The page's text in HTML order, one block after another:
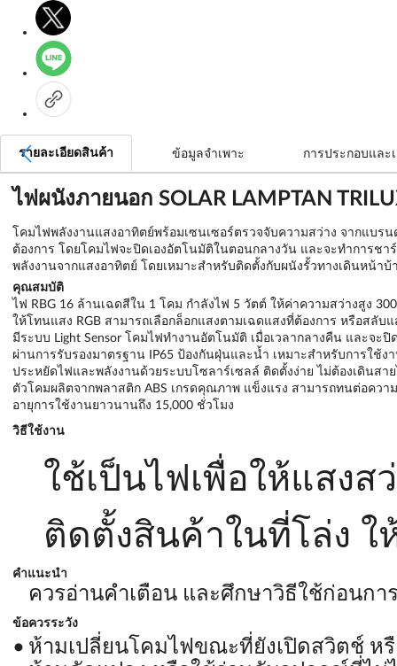
รายละเอียดสินค้า ข้อมูลจำเพาะ การประกอบและ
ไฟผนังภายนอก SOLAR LAMPTAN
โคมไฟพลังงานแสงอาทิตย์พร้อมเซนเซอร์ตรวจจับความสว่าง จากแบ
ต้องการ โดยโคมไฟจะปิดเองอัตโนมัติในตอนกลางวัน และจะทำการช
พลังงานจากแสงอาทิตย์ โดยเหมาะสำหรับติดตั้งกับผนังรั้วทางเดินหน้า
คุณสมบัติ
ไฟ RBG 16 ล้านเฉดสีใน 1 โคม กำลังไฟ 5 วัตต์ ให้ค่าความสว่างสูง
ให้โทนแสง RGB สามารถเลือกล็อกแสงตามเฉดแสงที่ต้องการ หรือสลับ
มีระบบ Light Sensor โคมไฟทำงานอัตโนมัติ เมื่อเวลากลางคืน และจะ
ผ่านการรับรองมาตรฐาน IP65 ป้องกันฝุ่นและน้ำ เหมาะสำหรับการใช้
ประหยัดไฟและพลังงานด้วยระบบโซลาร์เซลล์ ติดตั้งง่าย ไม่ต้องเดินสา
ตัวโคมผลิตจากพลาสติก ABS เกรดคุณภาพ แข็งแรง สามารถทนต่อควา
อายุการใช้งานยาวนานถึง 15,000 ชั่วโมง
วิธีใช้งาน
ใช้เป็นไฟเพื่อให้แสง
ติดตั้งสินค้าในที่โล่ง ใ
คำแนะนำ
ควรอ่านคำเตือน และศึกษาวิธีใช้ก่อนกา
ข้อควรระวัง
ห้ามเปลี่ยนโคมไฟขณะที่ยังเปิดสวิตช์ ห